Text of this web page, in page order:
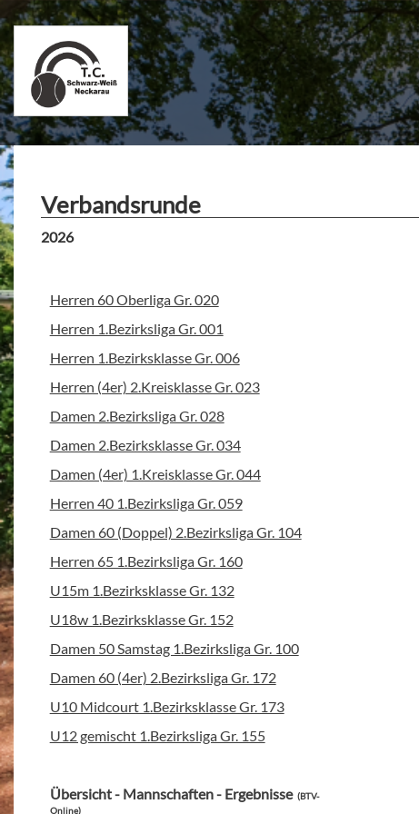
Verbandsrunde
2026
Herren 60 Oberliga Gr. 020
Herren 1.Bezirksliga Gr. 001
Herren 1.Bezirksklasse Gr. 006
Herren (4er) 2.Kreisklasse Gr. 023
Damen 2.Bezirksliga Gr. 028
Damen 2.Bezirksklasse Gr. 034
Damen (4er) 1.Kreisklasse Gr. 044
Herren 40 1.Bezirksliga Gr. 059
Damen 60 (Doppel) 2.Bezirksliga Gr. 104
Herren 65 1.Bezirksliga Gr. 160
U15m 1.Bezirksklasse Gr. 132
U18w 1.Bezirksklasse Gr. 152
Damen 50 Samstag 1.Bezirksliga Gr. 100
Damen 60 (4er) 2.Bezirksliga Gr. 172
U10 Midcourt 1.Bezirksklasse Gr. 173
U12 gemischt 1.Bezirksliga Gr. 155
Übersicht - Mannschaften - Ergebnisse (BTV-
Online)